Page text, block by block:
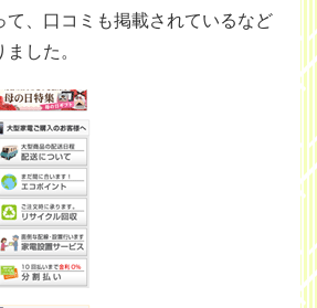
て、口コミも掲載されているなど
した。